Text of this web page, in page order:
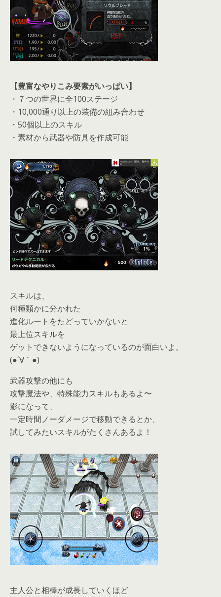
【豊富なやりこみ要素がいっぱい】
・７つの世界に全100ステージ
・10,000通り以上の装備の組み合わせ
・50個以上のスキル
・素材から武器や防具を作成可能
スキルは、
何種類かに分かれた
進化ルートをたどっていかないと
最上位スキルを
ゲットできないようになっているのが面白いよ。
(●´∀｀●)
武器攻撃の他にも
攻撃魔法や、特殊能力スキルもあるよ〜
影になって、
一定時間ノーダメージで移動できるとか、
試してみたいスキルがたくさんあるよ！
主人公と相棒が成長していくほど